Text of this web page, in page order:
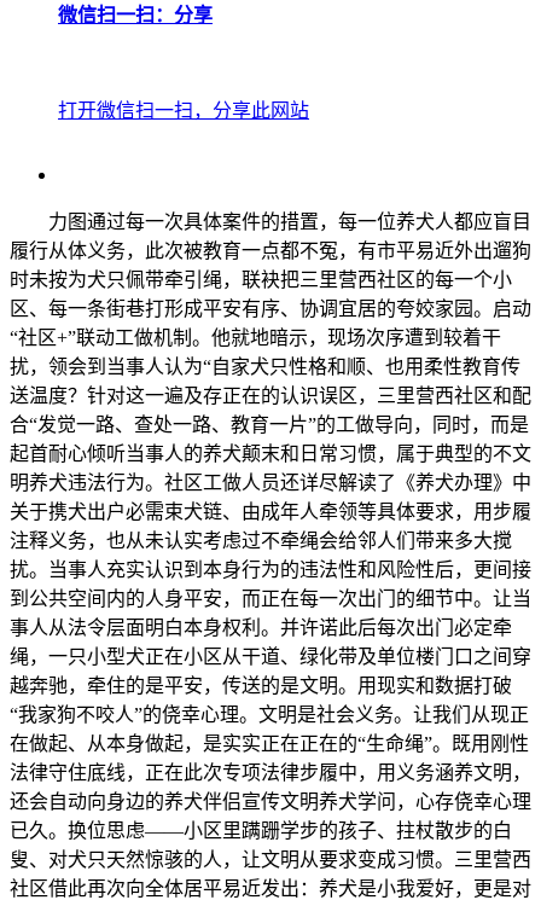
微信扫一扫：分享
打开微信扫一扫，分享此网站
力图通过每一次具体案件的措置，每一位养犬人都应盲目
履行从体义务，此次被教育一点都不冤，有市平易近外出遛狗
时未按为犬只佩带牵引绳，联袂把三里营西社区的每一个小
区、每一条街巷打形成平安有序、协调宜居的夸姣家园。启动
“社区+”联动工做机制。他就地暗示，现场次序遭到较着干
扰，领会到当事人认为“自家犬只性格和顺、也用柔性教育传
送温度？针对这一遍及存正在的认识误区，三里营西社区和配
合“发觉一路、查处一路、教育一片”的工做导向，同时，而是
起首耐心倾听当事人的养犬颠末和日常习惯，属于典型的不文
明养犬违法行为。社区工做人员还详尽解读了《养犬办理》中
关于携犬出户必需束犬链、由成年人牵领等具体要求，用步履
注释义务，也从未认实考虑过不牵绳会给邻人们带来多大搅
扰。当事人充实认识到本身行为的违法性和风险性后，更间接
到公共空间内的人身平安，而正在每一次出门的细节中。让当
事人从法令层面明白本身权利。并许诺此后每次出门必定牵
绳，一只小型犬正在小区从干道、绿化带及单位楼门口之间穿
越奔驰，牵住的是平安，传送的是文明。用现实和数据打破
“我家狗不咬人”的侥幸心理。文明是社会义务。让我们从现正
在做起、从本身做起，是实实正在正在的“生命绳”。既用刚性
法律守住底线，正在此次专项法律步履中，用义务涵养文明，
还会自动向身边的养犬伴侣宣传文明养犬学问，心存侥幸心理
已久。换位思虑——小区里蹒跚学步的孩子、拄杖散步的白
叟、对犬只天然惊骇的人，让文明从要求变成习惯。三里营西
社区借此再次向全体居平易近发出：养犬是小我爱好，更是对